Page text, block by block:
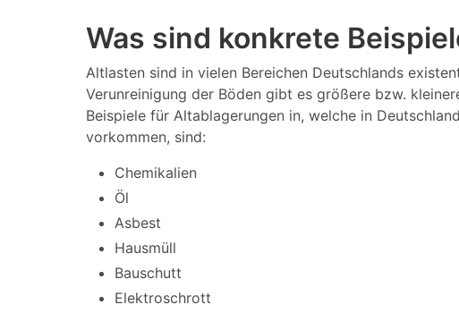
Was sind konkrete
Altlasten sind in vielen Bereichen Deutschlands
Verunreinigung der Böden gibt es größere bzw.
Beispiele für Altablagerungen in, welche in
vorkommen, sind:
Chemikalien
Öl
Asbest
Hausmüll
Bauschutt
Elektroschrott